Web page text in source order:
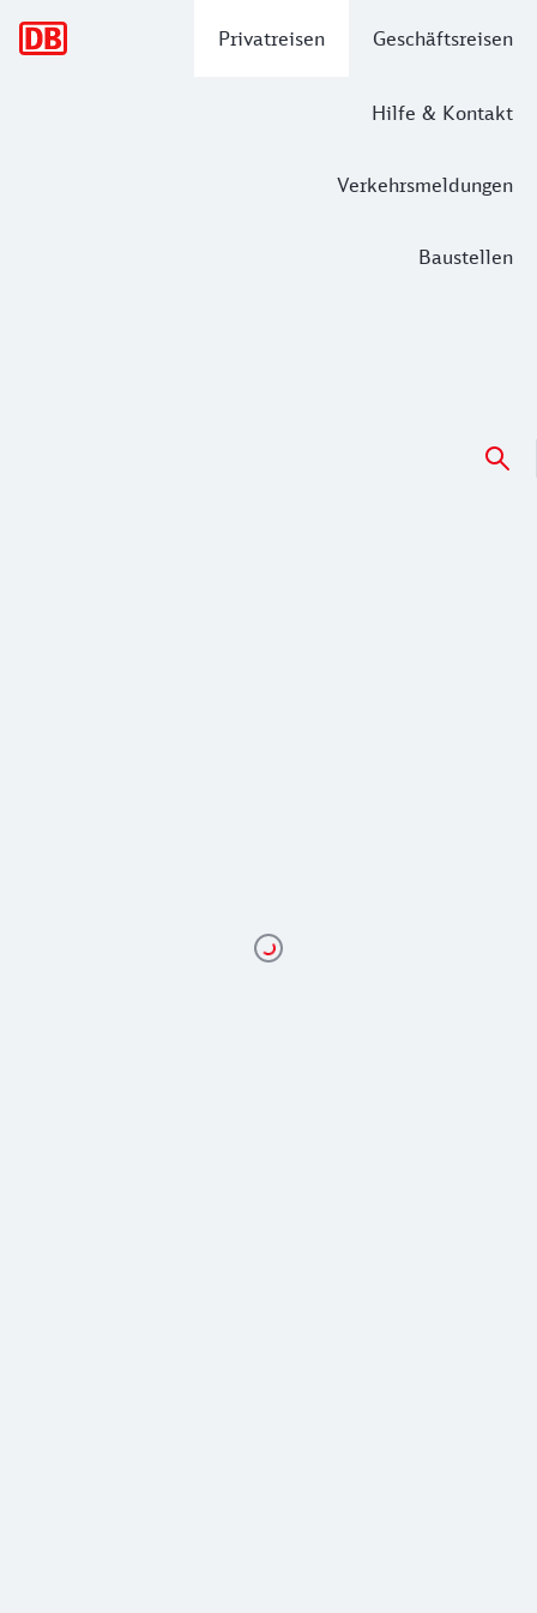
Privatreisen Geschäftsreisen
Hilfe & Kontakt
Verkehrsmeldungen
Baustellen